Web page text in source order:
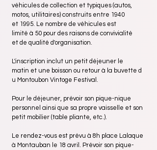
véhicules de collection et typiques (autos,
motos, utilitaires) construits entre 1940
et 1995. Le nombre de véhicules est
limité à 50 pour des raisons de convivialité
et de qualité d'organisation.
L'inscription inclut un petit déjeuner le
matin et une boisson ou retour à la buvette d
u Montoubon Vintoge Festival.
Pour le déjeuner, prévoir son pique-nique
personnel ainsi que sa propre vaisselle et son
petit mobilier (table pliante, etc.).
Le rendez-vous est prévu à 8h place Lalaque
à Montauban le 18 avril. Prévoir son pique-